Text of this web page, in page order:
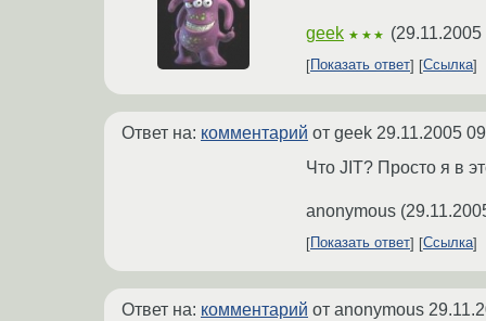
geek ★★★ (
Показать ответ Ссылка
Ответ на: комментарий от geek 29.11.2005
Что JIT? Просто я в
anonymous (
Показать ответ Ссылка
Ответ на: комментарий от anonymous